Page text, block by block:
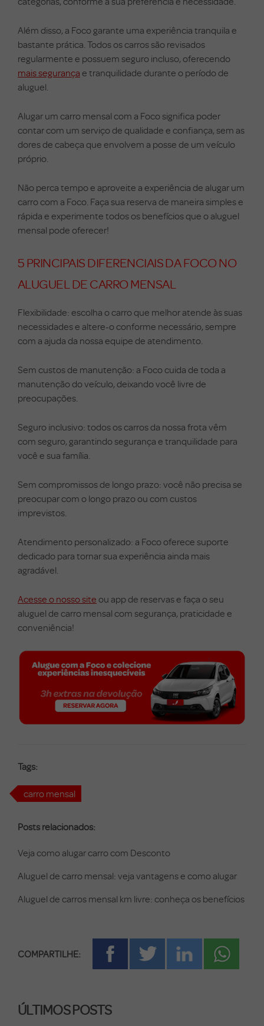
Além disso, a Foco garante uma experiência tranquila e
bastante prática. Todos os carros são revisados
regularmente e possuem seguro incluso, oferecendo
mais segurança e tranquilidade durante o período de
aluguel.
Alugar um carro mensal com a Foco significa poder
contar com um serviço de qualidade e confiança, sem as
dores de cabeça que envolvem a posse de um veículo
próprio.
Não perca tempo e aproveite a experiência de alugar um
carro com a Foco. Faça sua reserva de maneira simples e
rápida e experimente todos os benefícios que o aluguel
mensal pode oferecer!
5 PRINCIPAIS DIFERENCIAIS DA FOCO NO
ALUGUEL DE CARRO MENSAL
Flexibilidade: escolha o carro que melhor atende às suas
necessidades e altere-o conforme necessário, sempre
com a ajuda da nossa equipe de atendimento.
Sem custos de manutenção: a Foco cuida de toda a
manutenção do veículo, deixando você livre de
preocupações.
Seguro inclusivo: todos os carros da nossa frota vêm
com seguro, garantindo segurança e tranquilidade para
você e sua família.
Sem compromissos de longo prazo: você não precisa se
preocupar com o longo prazo ou com custos
imprevistos.
Atendimento personalizado: a Foco oferece suporte
dedicado para tornar sua experiência ainda mais
agradável.
Acesse o nosso site ou app de reservas e faça o seu
aluguel de carro mensal com segurança, praticidade e
conveniência!
Tags:
carro mensal
Posts relacionados:
Veja como alugar carro com Desconto
Aluguel de carro mensal: veja vantagens e como alugar
Aluguel de carros mensal km livre: conheça os benefícios
COMPARTILHE:
ÚLTIMOS POSTS